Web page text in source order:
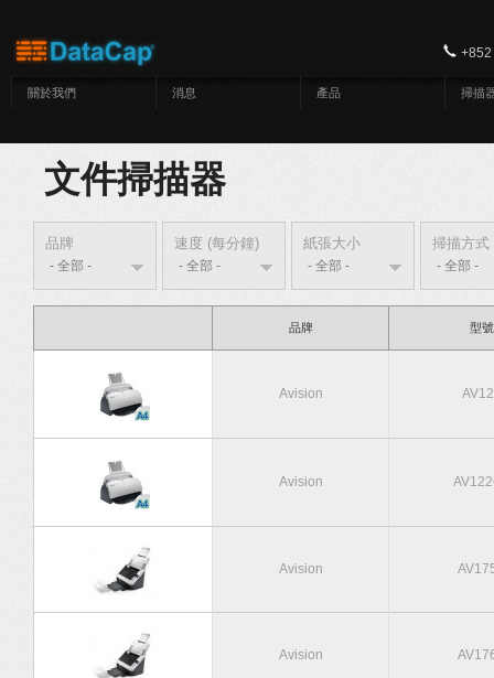
關於我們 消息 產品 掃描
文件掃描器
品牌 速度 (每分鐘) 紙張大小 掃描方式
品牌 型號
Avision
Avision
Avision
Avision